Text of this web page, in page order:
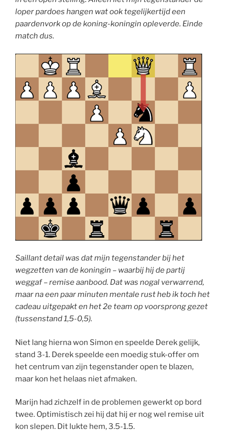
loper pardoes hangen wat ook tegelijkertijd een
paardenvork op de koning-koningin opleverde. Einde
match dus.
Saillant detail was dat mijn tegenstander bij het
wegzetten van de koningin – waarbij hij de partij
weggaf – remise aanbood. Dat was nogal verwarrend,
maar na een paar minuten mentale rust heb ik toch het
cadeau uitgepakt en het 2e team op voorsprong gezet
(tussenstand 1,5-0,5).
Niet lang hierna won Simon en speelde Derek gelijk,
stand 3-1. Derek speelde een moedig stuk-offer om
het centrum van zijn tegenstander open te blazen,
maar kon het helaas niet afmaken.
Marijn had zichzelf in de problemen gewerkt op bord
twee. Optimistisch zei hij dat hij er nog wel remise uit
kon slepen. Dit lukte hem, 3.5-1.5.